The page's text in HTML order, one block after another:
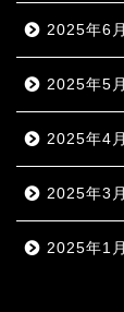
2025年6月
2025年5月
2025年4月
2025年3月
2025年1月